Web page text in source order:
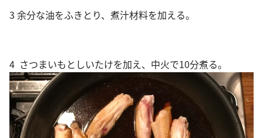
3 余分な油をふきとり、煮汁材料を加える。
4 さつまいもとしいたけを加え、中火で10分煮る。